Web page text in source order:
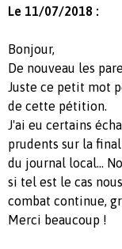
Le 11/07/2018 :
Bonjour,
De nouveau les
Juste ce petit mot
de cette pétition.
J'ai eu certains
prudents sur la
du journal local...
si tel est le cas
combat continue,
Merci beaucoup !